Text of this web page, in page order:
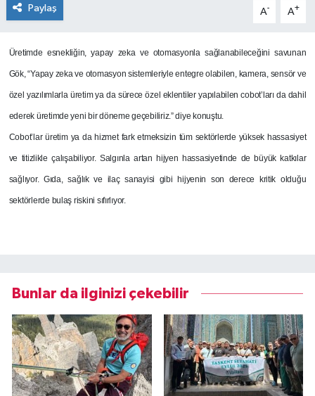
Paylaş A- A+
Üretimde esnekliğin, yapay zeka ve otomasyonla sağlanabileceğini savunan
Gök, “Yapay zeka ve otomasyon sistemleriyle entegre olabilen, kamera, sensör ve
özel yazılımlarla üretim ya da sürece özel eklentiler yapılabilen cobot’ları da dahil
ederek üretimde yeni bir döneme geçebiliriz.” diye konuştu.
Cobot’lar üretim ya da hizmet fark etmeksizin tüm sektörlerde yüksek hassasiyet
ve titizlikle çalışabiliyor. Salgınla artan hijyen hassasiyetinde de büyük katkılar
sağlıyor. Gıda, sağlık ve ilaç sanayisi gibi hijyenin son derece kritik olduğu
sektörlerde bulaş riskini sıfırlıyor.
Bunlar da ilginizi çekebilir